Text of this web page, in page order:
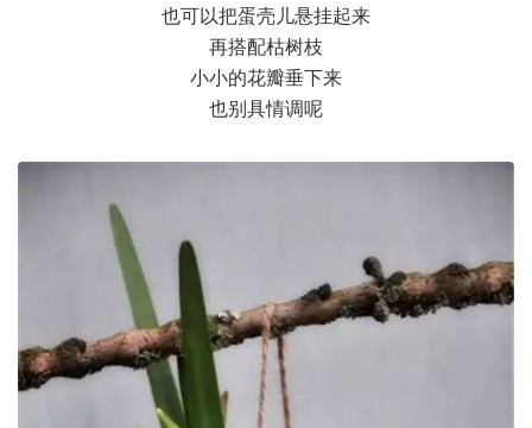
也可以把蛋壳儿悬挂起来
再搭配枯树枝
小小的花瓣垂下来
也别具情调呢